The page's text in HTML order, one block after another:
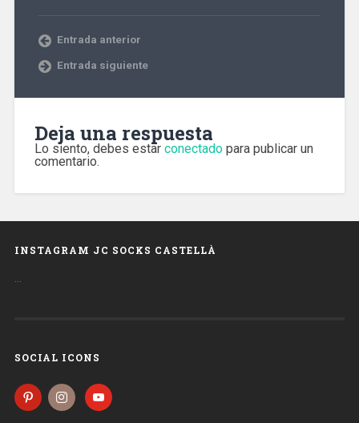
Entrada anterior
Entrada siguiente
Deja una respuesta
Lo siento, debes estar conectadopara publicar un
comentario.
INSTAGRAM JC SOCKS CASTELLÀ
…
SOCIAL ICONS